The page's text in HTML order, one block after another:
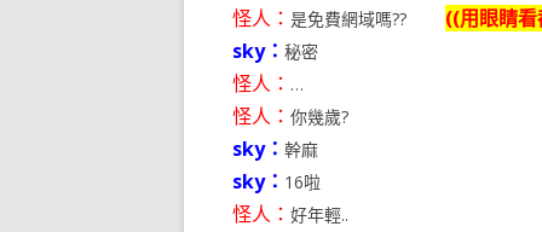
怪人： 是免費網域嗎?? ((用眼睛
sky： 秘密
怪人： …
怪人： 你幾歲?
sky： 幹麻
sky： 16啦
怪人： 好年輕..